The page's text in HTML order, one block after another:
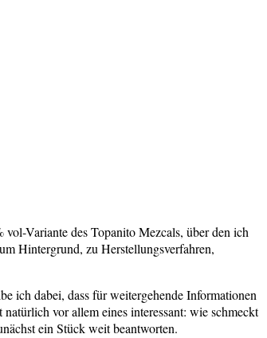
Variante des Topanito Mezcals, über den ich
Hintergrund, zu Herstellungsverfahren,
ich dabei, dass für weitergehende Informationen
vor allem eines interessant: wie schmeckt
ein Stück weit beantworten.